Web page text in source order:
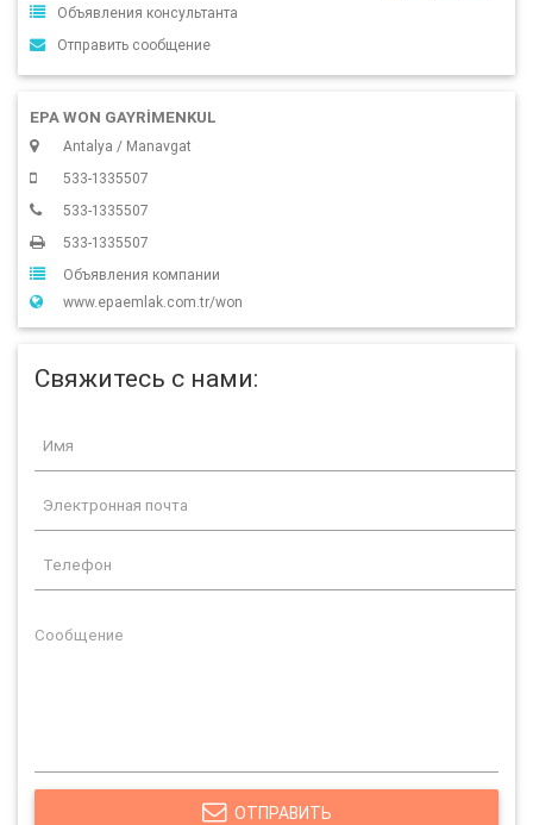
Объявления консультанта
Отправить сообщение
EPA WON GAYRİMENKUL
Antalya / Manavgat
533-1335507
533-1335507
533-1335507
Объявления компании
www.epaemlak.com.tr/won
Свяжитесь с нами:
ОТПРАВИТЬ